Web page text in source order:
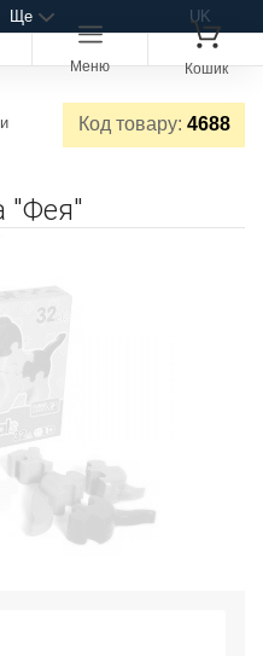
Ще UK
Меню Кошик
Код товару: 4688
"Фея"